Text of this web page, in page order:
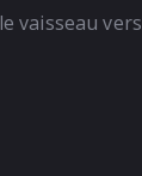
vaisseau vers